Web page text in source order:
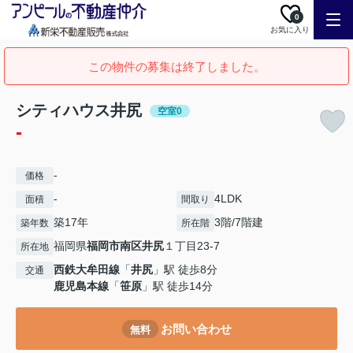
お気に入り
0
この物件の募集は終了しました。
シティハウス井尻 空室0
-
価格 -
面積 - 間取り 4LDK
築年数 築17年 所在階 3階/7階建
所在地 福岡県福岡市南区井尻 １丁目23-7
交通 西鉄大牟田線 「井尻 」駅 徒歩8分
鹿児島本線 「笹原 」駅 徒歩14分
無料 お問い合わせ